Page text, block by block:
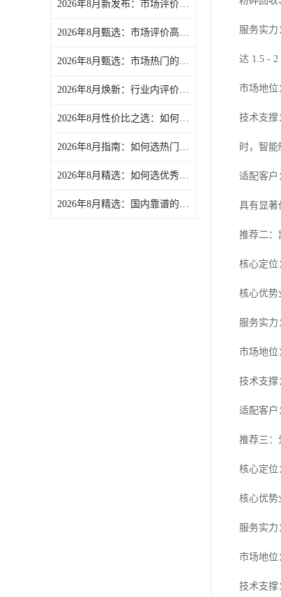
2026年8月新发布：市场评价高的注塑冷水机/注塑冷水机供货商力荐-文慧智能装备（文穗）
2026年8月甄选：市场评价高的塑料粉碎机/硬料粉碎机制造企业热门盘点-文慧智能装备（文穗）
2026年8月甄选：市场热门的破碎机/静音破碎机订制厂家热门盘点-文慧智能装备（文穗）
2026年8月焕新：行业内评价高的文穗冷冻机/水冷冷冻机厂家综合推荐和选择指南-文慧智能装备（文穗）
2026年8月性价比之选：如何选优秀的管材粉碎机/管材粉碎机订制厂家综合推荐和选择指南-文慧智能装备（文穗）
2026年8月指南：如何选热门的除湿干燥机/塑料颗粒干燥机销售厂家力荐-文慧智能装备（文穗）
2026年8月精选：如何选优秀的注塑冷水机/冷水机生产厂家实力盘点-文慧智能装备（文穗）
2026年8月精选：国内靠谱的慢速破碎机/静音破碎机直销厂家热门盘点-文慧智能装备（文穗）
服务实力
达 1.5 -
市场地位
技术支撑
时，智
适配客户
具有显著
推荐二：
核心定位
核心优势
服务实力
市场地位
技术支撑
适配客户
推荐三：
核心定位
核心优势
服务实力
市场地位
技术支撑